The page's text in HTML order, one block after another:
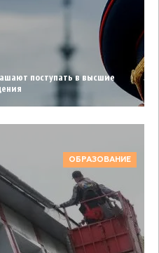
поступать в высшие
ОБРАЗОВАНИЕ